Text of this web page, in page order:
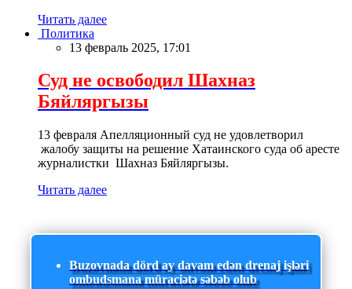
Читать далее
Политика
13 февраль 2025, 17:01
Суд не освободил Шахназ
Бяйляргызы
13 февраля Апелляционный суд не удовлетворил
жалобу защиты на решение Хатаинского суда об аресте
журналистки Шахназ Бяйляргызы.
Читать далее
Buzovnada dörd ay davam edən drenaj işləri
ombudsmana müraciətə səbəb olub